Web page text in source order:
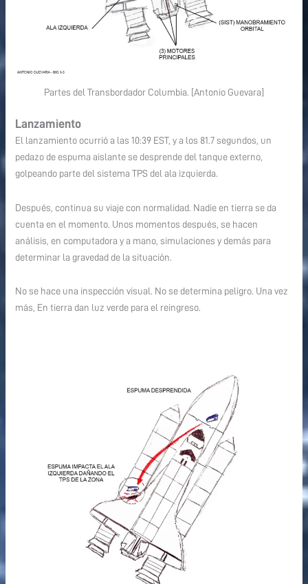
Partes del Transbordador Columbia. [Antonio Guevara]
Lanzamiento
El lanzamiento ocurrió a las 10:39 EST, y a los 81.7 segundos, un
pedazo de espuma aislante se desprende del tanque externo,
golpeando parte del sistema TPS del ala izquierda.
Después, continua su viaje con normalidad. Nadie en tierra se da
cuenta en el momento. Unos momentos después, se hacen
análisis, en computadora y a mano, simulaciones y demás para
determinar la gravedad de la situación.
No se hace una inspección visual. No se determina peligro. Una vez
más, En tierra dan luz verde para el reingreso.